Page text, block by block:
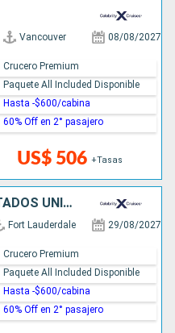
Vancouver 08/08/2027
US$ 506 +Tasas
Crucero Premium
Paquete All Included Disponible
Hasta -$600/cabina
60% Off en 2° pasajero
ISLAS CAIMÁN, MÉXICO, ESTADOS UNIDOS
Fort Lauderdale 29/08/2027
Crucero Premium
Paquete All Included Disponible
Hasta -$600/cabina
60% Off en 2° pasajero